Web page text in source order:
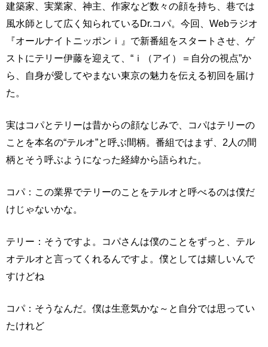
建築家、実業家、神主、作家など数々の顔を持ち、巷では
風水師として広く知られているDr.コパ。今回、Webラジオ
『オールナイトニッポンｉ』で新番組をスタートさせ、ゲ
ストにテリー伊藤を迎えて、“ｉ（アイ）＝自分の視点”か
ら、自身が愛してやまない東京の魅力を伝える初回を届け
た。
実はコパとテリーは昔からの顔なじみで、コパはテリーの
ことを本名の“テルオ”と呼ぶ間柄。番組ではまず、2人の間
柄とそう呼ぶようになった経緯から語られた。
コパ：この業界でテリーのことをテルオと呼べるのは僕だ
けじゃないかな。
テリー：そうですよ。コパさんは僕のことをずっと、テル
オテルオと言ってくれるんですよ。僕としては嬉しいんで
すけどね
コパ：そうなんだ。僕は生意気かな～と自分では思ってい
たけれど